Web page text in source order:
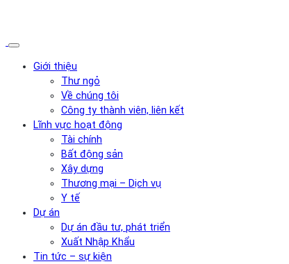
Giới thiệu
Thư ngỏ
Về chúng tôi
Công ty thành viên, liên kết
Lĩnh vực hoạt động
Tài chính
Bất động sản
Xây dựng
Thương mại – Dịch vụ
Y tế
Dự án
Dự án đầu tư, phát triển
Xuất Nhập Khẩu
Tin tức – sự kiện